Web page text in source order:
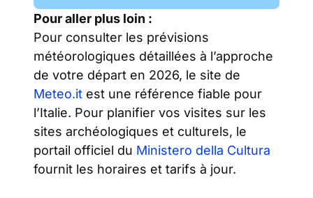
Pour aller plus loin :
Pour consulter les prévisions
météorologiques détaillées à l’approche
de votre départ en 2026, le site de
Meteo.it est une référence fiable pour
l’Italie. Pour planifier vos visites sur les
sites archéologiques et culturels, le
portail officiel du Ministero della Cultura
fournit les horaires et tarifs à jour.